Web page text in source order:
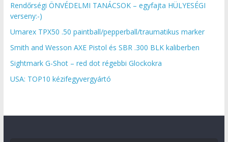
Rendőrségi ÖNVÉDELMI TANÁCSOK – egyfajta HÜLYESÉGI
verseny:-)
Umarex TPX50 .50 paintball/pepperball/traumatikus marker
Smith and Wesson AXE Pistol és SBR .300 BLK kaliberben
Sightmark G-Shot – red dot régebbi Glockokra
USA: TOP10 kézifegyvergyártó